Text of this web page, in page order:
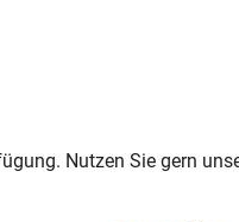
Nutzen Sie gern